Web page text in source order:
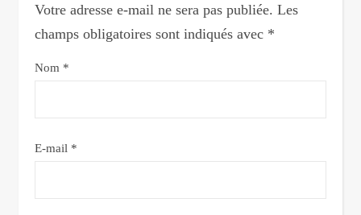
Votre adresse e-mail ne sera pas publiée. Les
champs obligatoires sont indiqués avec *
Nom *
E-mail *